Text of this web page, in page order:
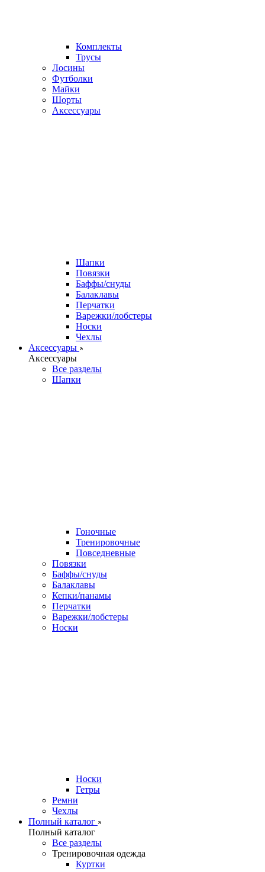
Комплекты
Трусы
Лосины
Футболки
Майки
Шорты
Аксессуары
Шапки
Повязки
Баффы/снуды
Балаклавы
Перчатки
Варежки/лобстеры
Носки
Чехлы
Аксессуары
Аксессуары
Все разделы
Шапки
Гоночные
Тренировочные
Повседневные
Повязки
Баффы/снуды
Балаклавы
Кепки/панамы
Перчатки
Варежки/лобстеры
Носки
Носки
Гетры
Ремни
Чехлы
Полный каталог
Полный каталог
Все разделы
Тренировочная одежда
Куртки